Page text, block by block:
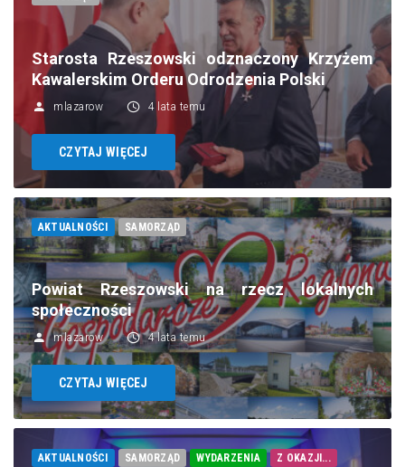
Starosta Rzeszowski odznaczony Krzyżem
Kawalerskim Orderu Odrodzenia Polski
mlazarow 4 lata temu
CZYTAJ WIĘCEJ
AKTUALNOŚCI SAMORZĄD
Powiat Rzeszowski na rzecz lokalnych
społeczności
mlazarow 4 lata temu
CZYTAJ WIĘCEJ
AKTUALNOŚCI SAMORZĄD WYDARZENIA Z OKAZJI...